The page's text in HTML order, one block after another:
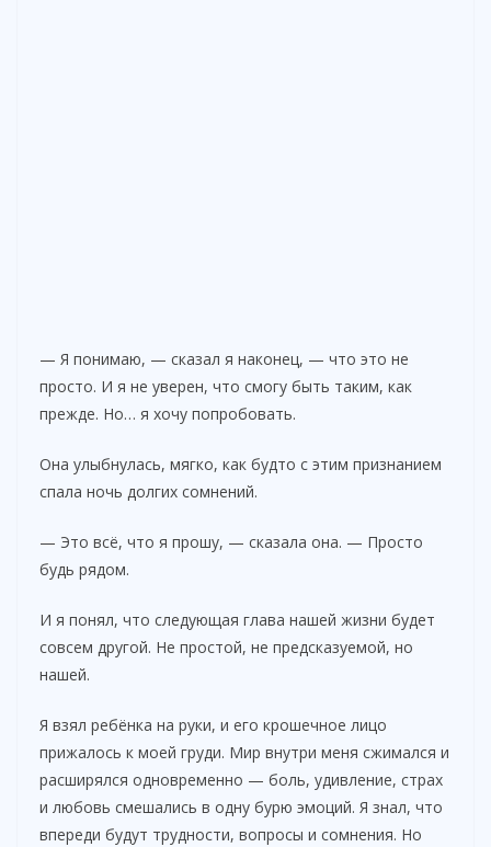
— Я понимаю, — сказал я наконец, — что это не
просто. И я не уверен, что смогу быть таким, как
прежде. Но… я хочу попробовать.
Она улыбнулась, мягко, как будто с этим признанием
спала ночь долгих сомнений.
— Это всё, что я прошу, — сказала она. — Просто
будь рядом.
И я понял, что следующая глава нашей жизни будет
совсем другой. Не простой, не предсказуемой, но
нашей.
Я взял ребёнка на руки, и его крошечное лицо
прижалось к моей груди. Мир внутри меня сжимался и
расширялся одновременно — боль, удивление, страх
и любовь смешались в одну бурю эмоций. Я знал, что
впереди будут трудности, вопросы и сомнения. Но